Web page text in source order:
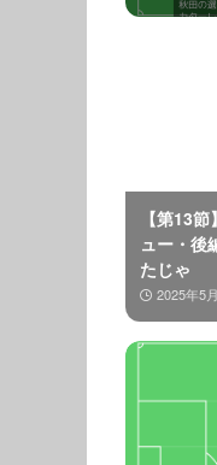
【第13
ュー・後
たじゃ
2025年5